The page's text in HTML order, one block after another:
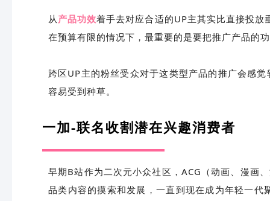
从产品功效着手去对应合适的UP主其实比直接投
在预算有限的情况下，最重要的是要把推广产品的
跨区UP主的粉丝受众对于这类型产品的推广会感
容易受到种草。
一加-联名收割潜在兴趣消费者
早期B站作为二次元小众社区，ACG（动画、漫画
品类内容的摸索和发展，一直到现在成为年轻一